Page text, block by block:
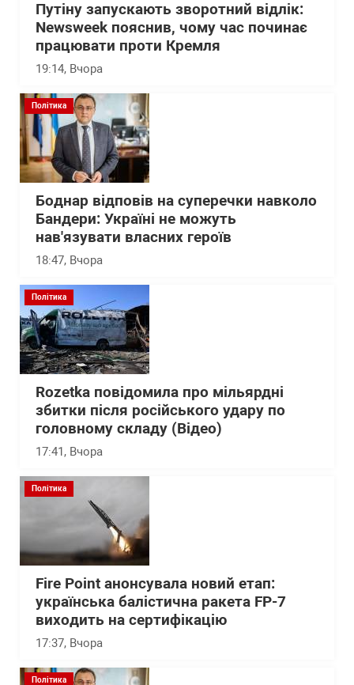
Путіну запускають зворотний відлік:
Newsweek пояснив, чому час починає
працювати проти Кремля
19:14, Вчора
Політика
Боднар відповів на суперечки навколо
Бандери: Україні не можуть
нав'язувати власних героїв
18:47, Вчора
Політика
Rozetka повідомила про мільярдні
збитки після російського удару по
головному складу (Відео)
17:41, Вчора
Політика
Fire Point анонсувала новий етап:
українська балістична ракета FP-7
виходить на сертифікацію
17:37, Вчора
Політика